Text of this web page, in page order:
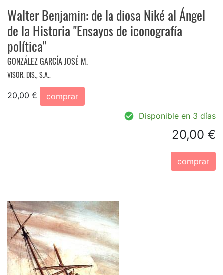
Walter Benjamin: de la diosa Niké al Ángel
de la Historia "Ensayos de iconografía
política"
GONZÁLEZ GARCÍA JOSÉ M.
VISOR. DIS., S.A..
20,00 €
comprar
Disponible en 3 días
20,00 €
comprar